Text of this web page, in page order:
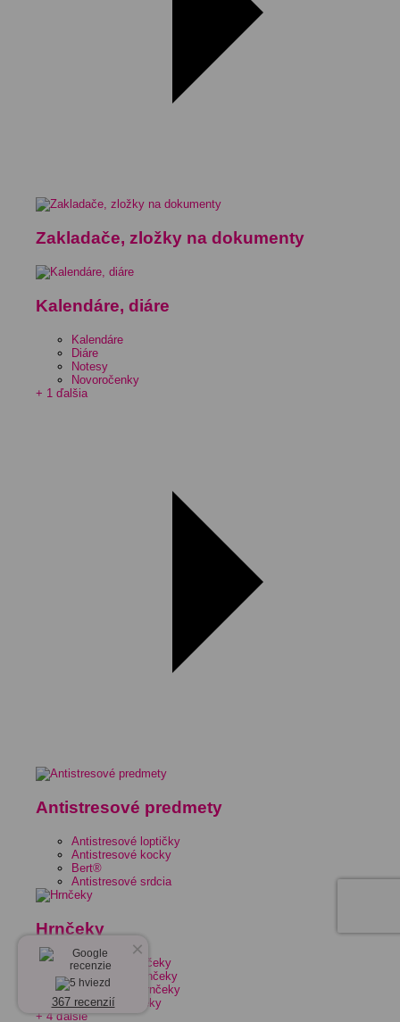
Zakladače, zložky na dokumenty
Kalendáre, diáre
Kalendáre
Diáre
Notesy
Novoročenky
+ 1 ďalšia
Antistresové predmety
Antistresové loptičky
Antistresové kocky
Bert®
Antistresové srdcia
Hrnčeky
Keramické hrnčeky
Smaltované hrnčeky
Porcelánové hrnčeky
Plastové hrnčeky
+ 4 ďalšie
×
367 recenzií